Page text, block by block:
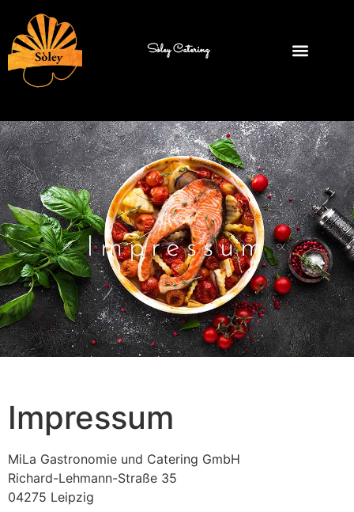
Sòley Catering
X Impressum X
Impressum
MiLa Gastronomie und Catering GmbH
Richard-Lehmann-Straße 35
04275 Leipzig